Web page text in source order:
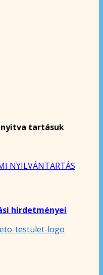
tartásuk
NYILVÁNTARTÁS
hirdetményei